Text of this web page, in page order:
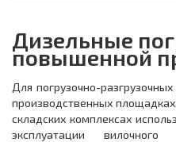
Дизельные
повышенной
Для погрузочно-
производственных
складских комплексах
эксплуатации